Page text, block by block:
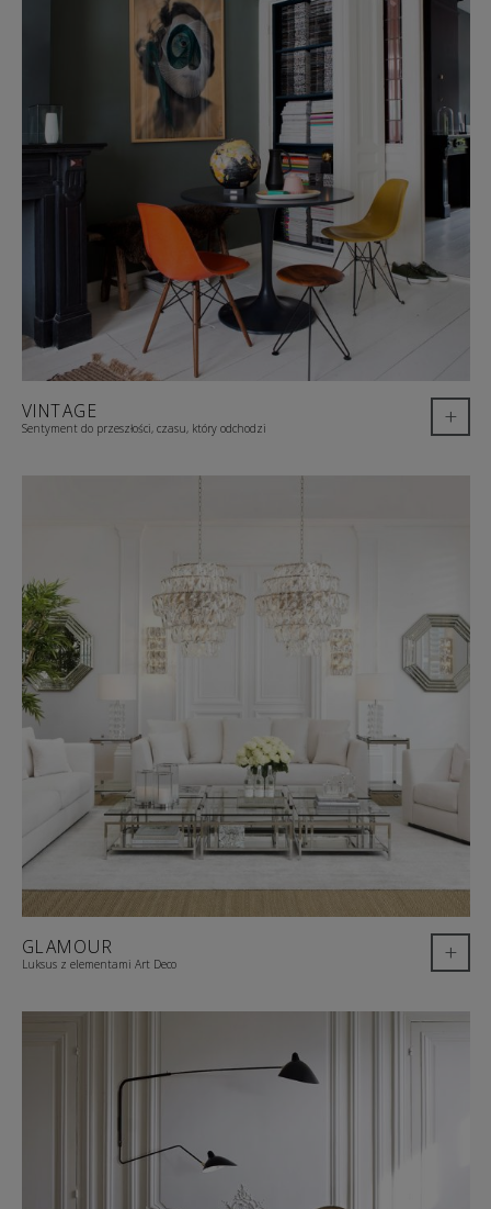
VINTAGE
Sentyment do przeszłości, czasu, który odchodzi +
GLAMOUR
Luksus z elementami Art Deco +